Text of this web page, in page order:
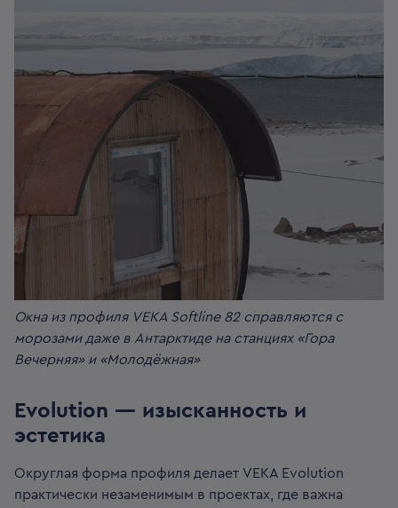
Окна из профиля VEKA Softline 82 справляются с
морозами даже в Антарктиде на станциях «Гора
Вечерняя» и «Молодёжная»
Evolution — изысканность и
эстетика
Округлая форма профиля делает VEKA Evolution
практически незаменимым в проектах, где важна